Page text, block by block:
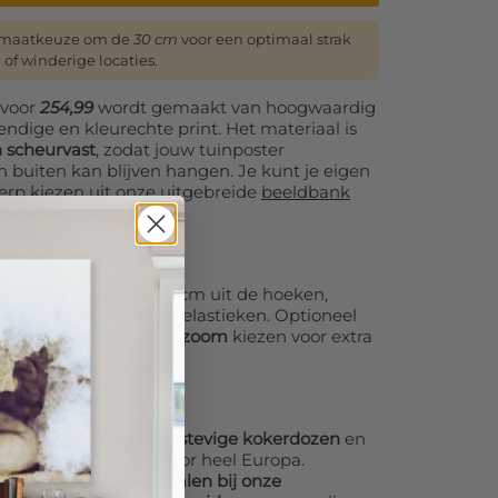
om de 30 cm voor een optimaal strak
winderige locaties.
254,99wordt gemaakt van hoogwaardig
en kleurechte print. Het materiaal is
scheurvast, zodat jouw tuinposter
buiten kan blijven hangen. Je kunt je eigen
kiezen uit onze uitgebreide beeldbank
ringen (1,8 cm uit de hoeken,
met haken of spanelastieken. Optioneel
of een
verstevigde zoom kiezen voor extra
opgerold in stevige kokerdozen en
(DHL/UPS) door heel Europa.
altijdkosteloos afhalen bij onze